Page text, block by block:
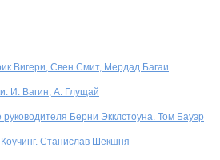
Вигери, Свен Смит, Мердад Багаи
И. Вагин, А. Глущай
Берни Экклстоуна. Том Бауэр
Станислав Шекшня